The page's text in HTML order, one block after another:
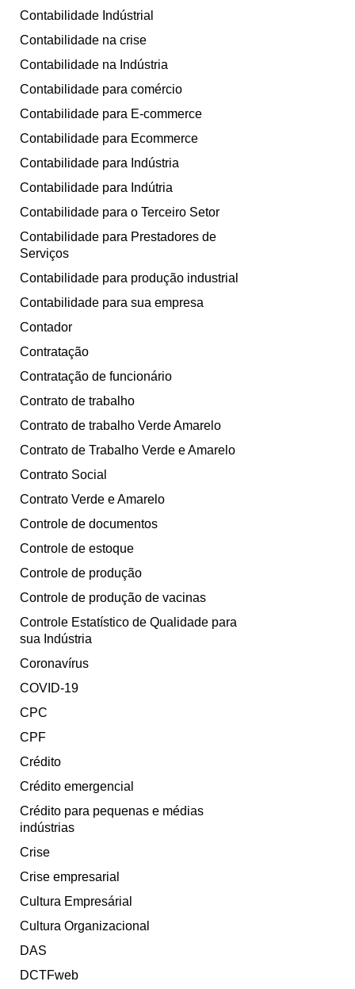
Contabilidade Indústrial
Contabilidade na crise
Contabilidade na Indústria
Contabilidade para comércio
Contabilidade para E-commerce
Contabilidade para Ecommerce
Contabilidade para Indústria
Contabilidade para Indútria
Contabilidade para o Terceiro Setor
Contabilidade para Prestadores de
Serviços
Contabilidade para produção industrial
Contabilidade para sua empresa
Contador
Contratação
Contratação de funcionário
Contrato de trabalho
Contrato de trabalho Verde Amarelo
Contrato de Trabalho Verde e Amarelo
Contrato Social
Contrato Verde e Amarelo
Controle de documentos
Controle de estoque
Controle de produção
Controle de produção de vacinas
Controle Estatístico de Qualidade para
sua Indústria
Coronavírus
COVID-19
CPC
CPF
Crédito
Crédito emergencial
Crédito para pequenas e médias
indústrias
Crise
Crise empresarial
Cultura Empresárial
Cultura Organizacional
DAS
DCTFweb